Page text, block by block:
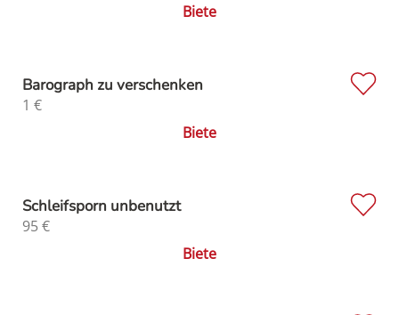
Biete
Barograph zu verschenken
1 €
Biete
Schleifsporn unbenutzt
95€
Biete